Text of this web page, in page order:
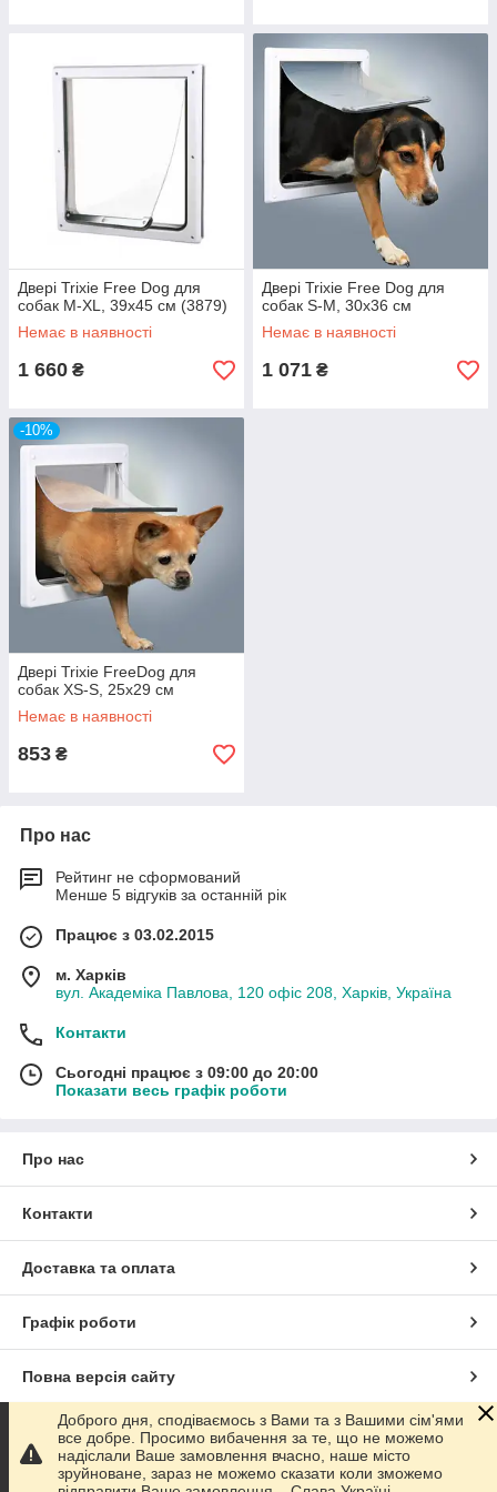
Двері Trixie Free Dog для
собак M-XL, 39х45 см (3879)
Немає в наявності
1 660 ₴
Двері Trixie Free Dog для
собак S-M, 30х36 см
Немає в наявності
1 071 ₴
-10%
Двері Trixie FreeDog для
собак XS-S, 25х29 см
Немає в наявності
853 ₴
Про нас
Рейтинг не сформований
Менше 5 відгуків за останній рік
Працює з 03.02.2015
м. Харків
вул. Академіка Павлова, 120 офіс 208, Харків, Україна
Контакти
Сьогодні працює з 09:00 до 20:00
Показати весь графік роботи
Про нас
Контакти
Доставка та оплата
Графік роботи
Повна версія сайту
Сайт створено на маркетплейсіProm.ua
Політика конфіденційності
Доброго дня, сподіваємось з Вами та з Вашими сім'ями
все добре. Просимо вибачення за те, що не можемо
надіслали Ваше замовлення вчасно, наше місто
зруйноване, зараз не можемо сказати коли зможемо